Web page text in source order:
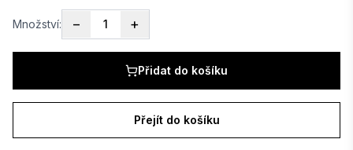
Přihlásit se
Registrovat se zdarma
Množství: − 1 +
Přidat do košíku
Přejít do košíku